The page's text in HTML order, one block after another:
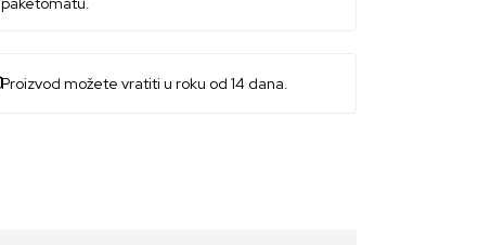
Proizvod možete vratiti u roku od 14 dana.